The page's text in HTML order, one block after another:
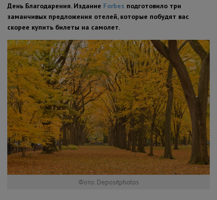
День Благодарения. Издание Forbes подготовило три
заманчивых предложения отелей, которые побудят вас
скорее купить билеты на самолет.
Фото: Depositphotos